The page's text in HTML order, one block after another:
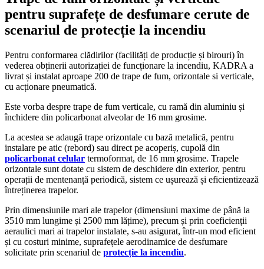
pentru suprafețe de desfumare cerute de
scenariul de protecție la incendiu
Pentru conformarea clădirilor (facilități de producție și birouri) în
vederea obținerii autorizației de funcționare la incendiu, KADRA a
livrat și instalat aproape 200 de trape de fum, orizontale si verticale,
cu acționare pneumatică.
Este vorba despre trape de fum verticale, cu ramă din aluminiu și
închidere din policarbonat alveolar de 16 mm grosime.
La acestea se adaugă trape orizontale cu bază metalică, pentru
instalare pe atic (rebord) sau direct pe acoperiș, cupolă din
policarbonat celular termoformat, de 16 mm grosime. Trapele
orizontale sunt dotate cu sistem de deschidere din exterior, pentru
operații de mentenanță periodică, sistem ce ușurează și eficientizează
întreținerea trapelor.
Prin dimensiunile mari ale trapelor (dimensiuni maxime de până la
3510 mm lungime și 2500 mm lățime), precum și prin coeficienții
aeraulici mari ai trapelor instalate, s-au asigurat, într-un mod eficient
și cu costuri minime, suprafețele aerodinamice de desfumare
solicitate prin scenariul de protecție la incendiu.